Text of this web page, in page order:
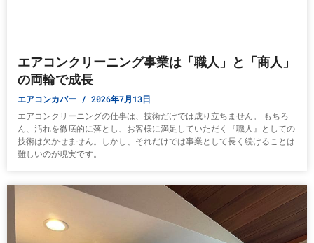
エアコンクリーニング事業は「職人」と「商人」
の両輪で成長
エアコンカバー 2026年7月13日
エアコンクリーニングの仕事は、技術だけでは成り立ちません。 もちろ
ん、汚れを徹底的に落とし、お客様に満足していただく『職人』としての
技術は欠かせません。しかし、それだけでは事業として長く続けることは
難しいのが現実です。